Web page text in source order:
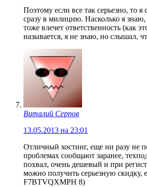
Поэтому если все так серьезно, то я
сразу в милицию. Насколько я знаю,
тоже влечет ответственность (как
называется, я не знаю, но слышал,
Виталий Серпов
13.05.2013 на 23:01
Отличный хостинг, еще ни разу не
проблемах сообщают заранее,
похвал, очень дешевый и при
можно получить серьезную скидку,
F7BTVQXMPH 8)